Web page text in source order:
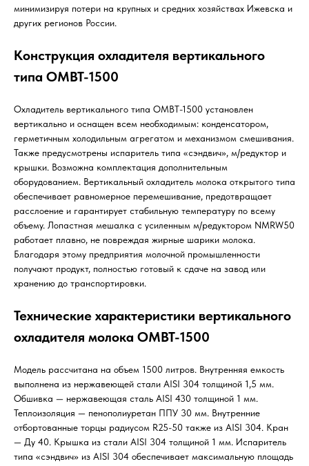
минимизируя потери на крупных и средних хозяйствах Ижевска и
других регионов России.
Конструкция охладителя вертикального
типа ОМВТ-1500
Охладитель вертикального типа ОМВТ-1500 установлен
вертикально и оснащен всем необходимым: конденсатором,
герметичным холодильным агрегатом и механизмом смешивания.
Также предусмотрены испаритель типа «сэндвич», м/редуктор и
крышки. Возможна комплектация дополнительным
оборудованием. Вертикальный охладитель молока открытого типа
обеспечивает равномерное перемешивание, предотвращает
расслоение и гарантирует стабильную температуру по всему
объему. Лопастная мешалка с усиленным м/редуктором NMRW50
работает плавно, не повреждая жирные шарики молока.
Благодаря этому предприятия молочной промышленности
получают продукт, полностью готовый к сдаче на завод или
хранению до транспортировки.
Технические характеристики вертикального
охладителя молока ОМВТ-1500
Модель рассчитана на объем 1500 литров. Внутренняя емкость
выполнена из нержавеющей стали AISI 304 толщиной 1,5 мм.
Обшивка — нержавеющая сталь AISI 430 толщиной 1 мм.
Теплоизоляция — пенополиуретан ППУ 30 мм. Внутренние
отбортованные торцы радиусом R25-50 также из AISI 304. Кран
— Ду 40. Крышка из стали AISI 304 толщиной 1 мм. Испаритель
типа «сэндвич» из AISI 304 обеспечивает максимальную площадь